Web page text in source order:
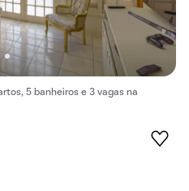
5 banheiros e 3 vagas na